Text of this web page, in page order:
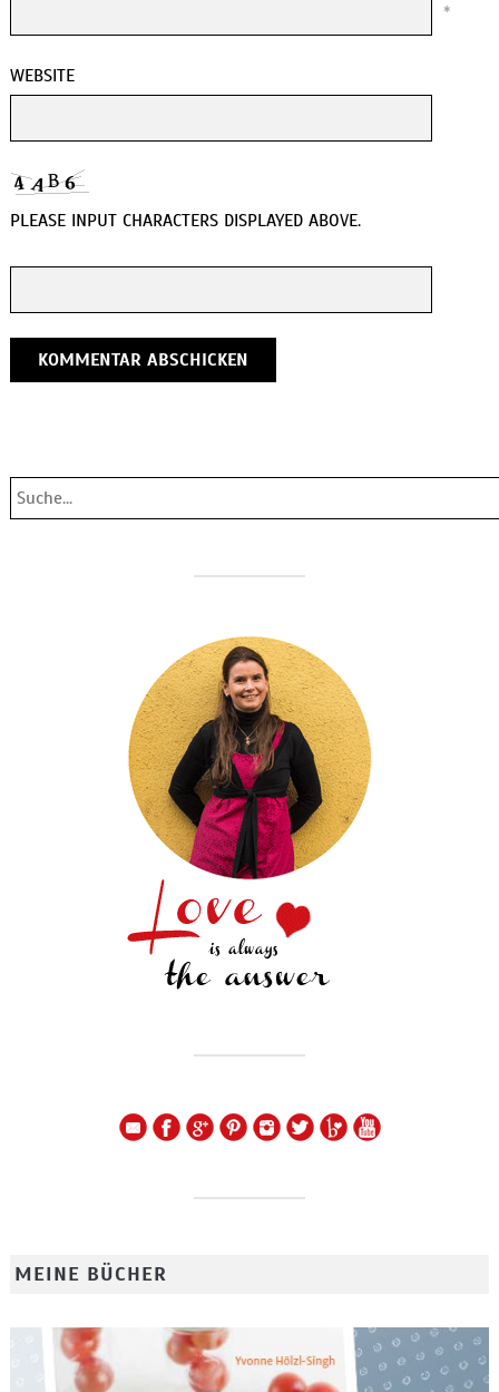
*
WEBSITE
PLEASE INPUT CHARACTERS DISPLAYED ABOVE.
MEINE BÜCHER